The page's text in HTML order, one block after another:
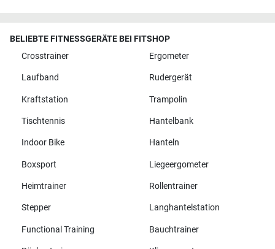
BELIEBTE FITNESSGERÄTE BEI FITSHOP
Crosstrainer
Ergometer
Laufband Rudergerät
Kraftstation Trampolin
Tischtennis Hantelbank
Indoor Bike Hanteln
Boxsport Liegeergometer
Heimtrainer Rollentrainer
Stepper Langhantelstation
Functional Training Bauchtrainer